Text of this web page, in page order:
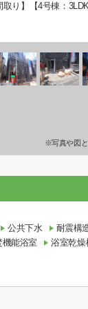
取り】【4号棟：
※写真や図と
公共下水 耐震構
機能浴室 浴室乾燥